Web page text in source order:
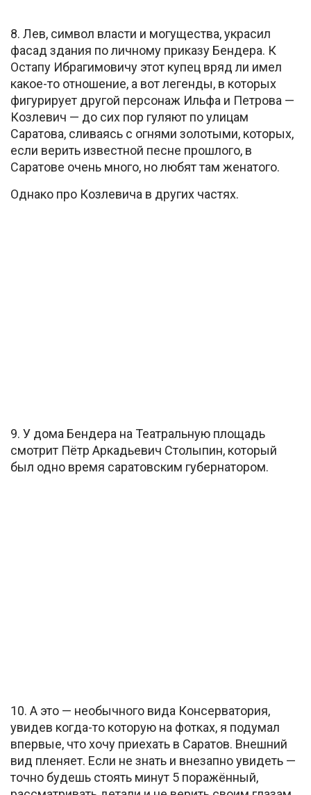
8. Лев, символ власти и могущества, украсил
фасад здания по личному приказу Бендера. К
Остапу Ибрагимовичу этот купец вряд ли имел
какое-то отношение, а вот легенды, в которых
фигурирует другой персонаж Ильфа и Петрова —
Козлевич — до сих пор гуляют по улицам
Саратова, сливаясь с огнями золотыми, которых,
если верить известной песне прошлого, в
Саратове очень много, но любят там женатого.
Однако про Козлевича в других частях.
9. У дома Бендера на Театральную площадь
смотрит Пётр Аркадьевич Столыпин, который
был одно время саратовским губернатором.
10. А это — необычного вида Консерватория,
увидев когда-то которую на фотках, я подумал
впервые, что хочу приехать в Саратов. Внешний
вид пленяет. Если не знать и внезапно увидеть —
точно будешь стоять минут 5 поражённый,